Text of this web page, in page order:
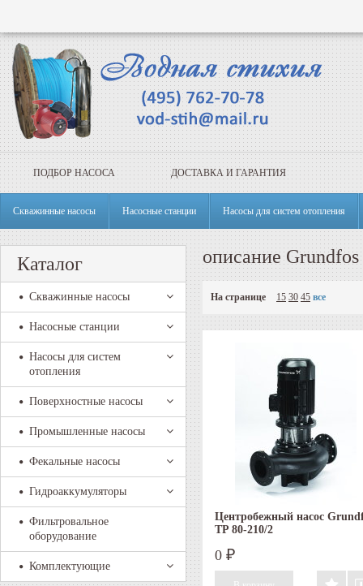
ПОДБОР НАСОСА ДОСТАВКА И ГАРАНТИЯ
Скважинные насосы Насосные станции Насосы для систем отопления
Каталог
Скважинные насосы
Насосные станции
Насосы для систем
отопления
Поверхностные насосы
Промышленные насосы
Фекальные насосы
Гидроаккумуляторы
Фильтровальное
оборудование
Комплектующие
описание
На странице 15 30 45 все
Центробежный насос
TP 80-210/2
0 ₽